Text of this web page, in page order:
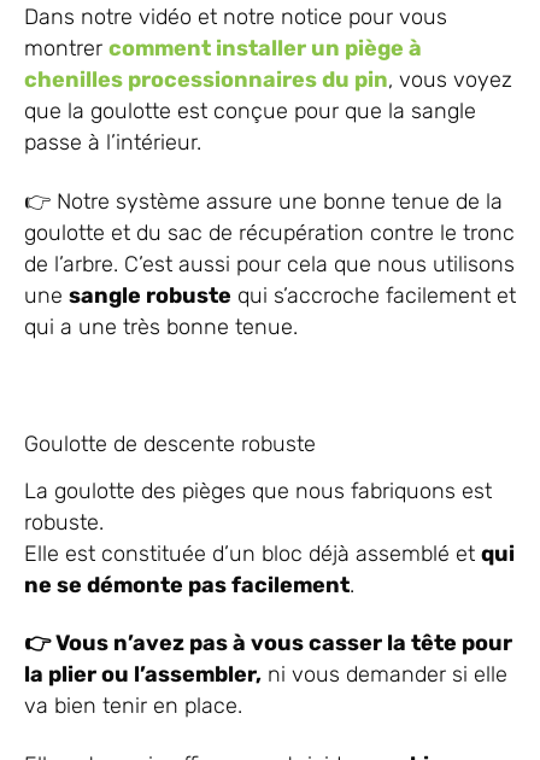
Dans notre vidéo et notre notice pour vous
montrer comment installer un piège à
chenilles processionnaires du pin, vous voyez
que la goulotte est conçue pour que la sangle
passe à l’intérieur.
👉 Notre système assure une bonne tenue de la
goulotte et du sac de récupération contre le tronc
de l’arbre. C’est aussi pour cela que nous utilisons
une sangle robuste qui s’accroche facilement et
qui a une très bonne tenue.
Goulotte de descente robuste
La goulotte des pièges que nous fabriquons est
robuste.
Elle est constituée d’un bloc déjà assemblé et qui
ne se démonte pas facilement.
👉 Vous n’avez pas à vous casser la tête pour
la plier ou l’assembler, ni vous demander si elle
va bien tenir en place.